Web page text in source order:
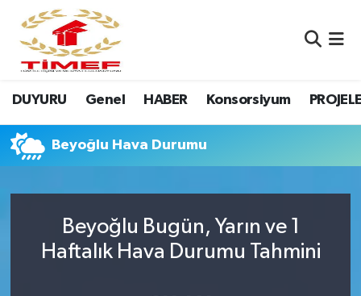
DUYURU Genel HABER Konsorsiyum
Beyoğlu Hava Durumu
Beyoğlu Bugün, Yarın ve 1
Haftalık Hava Durumu Tahmini
Anasayfa Kutu
Anasayfa Manşet
Canlı Yayın
Erasmus
Nöbetçi Eczaneler
Hava Durumu
Namaz Vakitleri
Süper Lig Puan Durumu ve Fikstür